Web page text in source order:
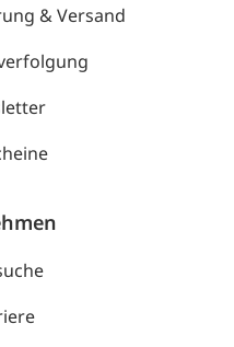
& Versand